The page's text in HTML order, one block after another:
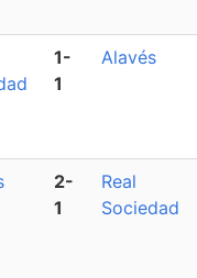
1-
1
Alavés
2-
1
Real
Sociedad